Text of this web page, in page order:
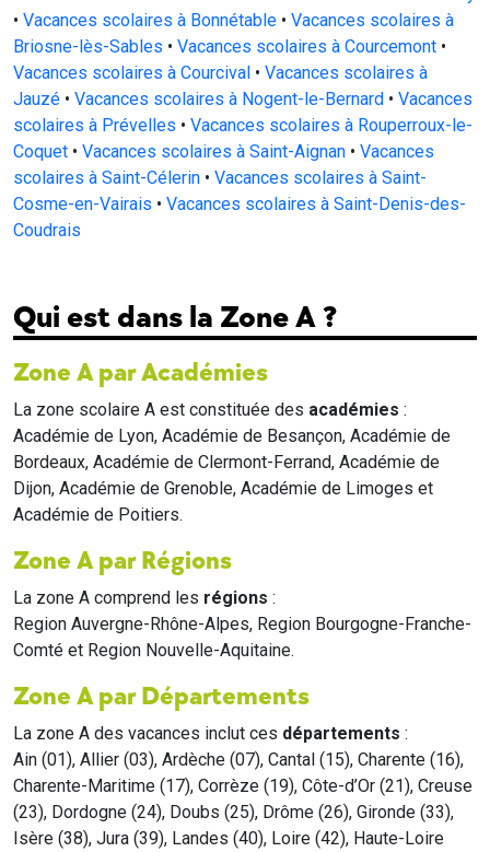
• Vacances scolaires à Bonnétable • Vacances scolaires à
Briosne-lès-Sables • Vacances scolaires à Courcemont •
Vacances scolaires à Courcival • Vacances scolaires à
Jauzé • Vacances scolaires à Nogent-le-Bernard • Vacances
scolaires à Prévelles • Vacances scolaires à Rouperroux-le-
Coquet • Vacances scolaires à Saint-Aignan • Vacances
scolaires à Saint-Célerin • Vacances scolaires à Saint-
Cosme-en-Vairais • Vacances scolaires à Saint-Denis-des-
Coudrais
Qui est dans la Zone A ?
Zone A par Académies
La zone scolaire A est constituée des académies :
Académie de Lyon, Académie de Besançon, Académie de
Bordeaux, Académie de Clermont-Ferrand, Académie de
Dijon, Académie de Grenoble, Académie de Limoges et
Académie de Poitiers.
Zone A par Régions
La zone A comprend les régions :
Region Auvergne-Rhône-Alpes, Region Bourgogne-Franche-
Comté et Region Nouvelle-Aquitaine.
Zone A par Départements
La zone A des vacances inclut ces départements :
Ain (01), Allier (03), Ardèche (07), Cantal (15), Charente (16),
Charente-Maritime (17), Corrèze (19), Côte-d’Or (21), Creuse
(23), Dordogne (24), Doubs (25), Drôme (26), Gironde (33),
Isère (38), Jura (39), Landes (40), Loire (42), Haute-Loire